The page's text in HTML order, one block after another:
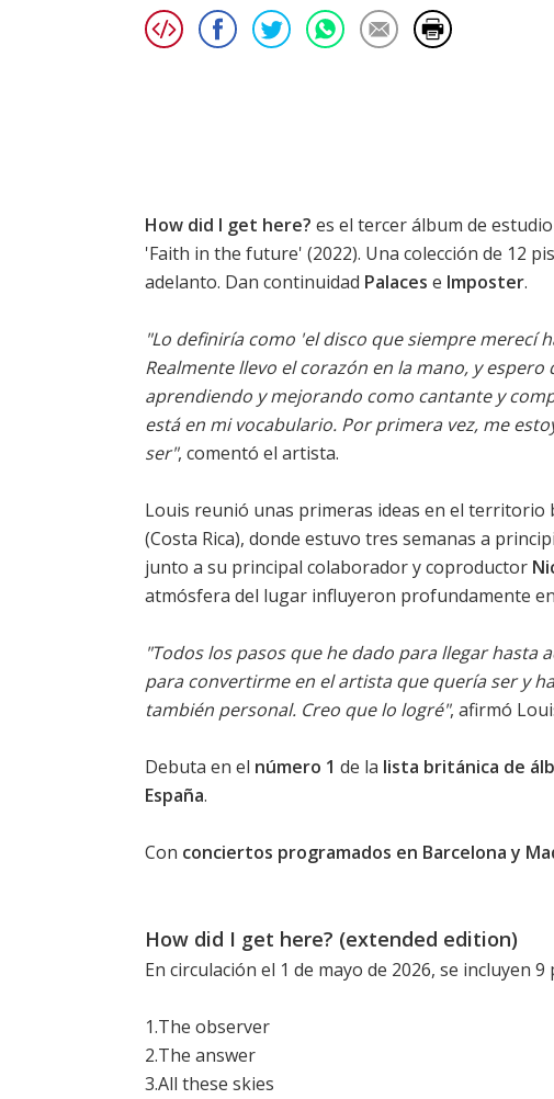
How did I get here? es el tercer álbum de
'Faith in the future' (2022). Una colección de 12
adelanto. Dan continuidad Palaces e Imposter.
"Lo definiría como 'el disco que siempre merecí
Realmente llevo el corazón en la mano, y
aprendiendo y mejorando como cantante y
está en mi vocabulario. Por primera vez, me
ser", comentó el artista.
Louis reunió unas primeras ideas en el territorio
(Costa Rica), donde estuvo tres semanas a
junto a su principal colaborador y coproductor
atmósfera del lugar influyeron profundamente
"Todos los pasos que he dado para llegar hasta
para convertirme en el artista que quería ser y
también personal. Creo que lo logré", afirmó
Debuta en el número 1 de la lista británica de
España.
Con conciertos programados en Barcelona y
How did I get here? (extended edition)
En circulación el 1 de mayo de 2026, se incluyen 9
1.The observer
2.The answer
3.All these skies